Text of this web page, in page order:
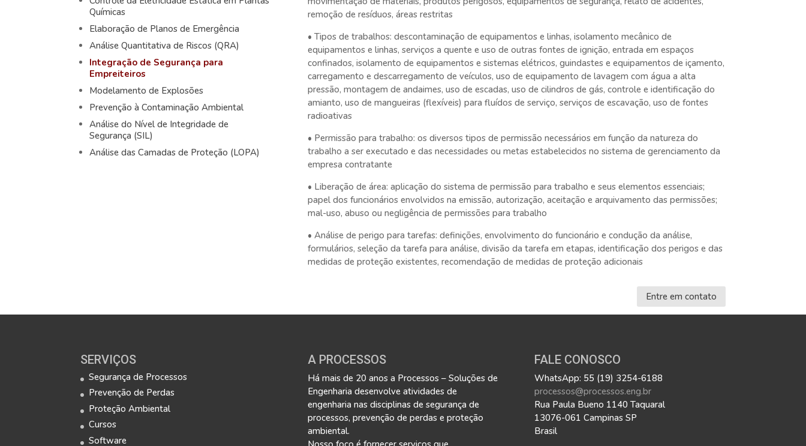
Químicas
Elaboração de Planos de Emergência
Análise Quantitativa de Riscos (QRA)
Integração de Segurança para
Empreiteiros
Modelamento de Explosões
Prevenção à Contaminação Ambiental
Análise do Nível de Integridade de
Segurança (SIL)
Análise das Camadas de Proteção (LOPA)
remoção de resíduos, áreas restritas
• Tipos de trabalhos: descontaminação de equipamentos e linhas, isolamento mecânico de
equipamentos e linhas, serviços a quente e uso de outras fontes de ignição, entrada em espaços
confinados, isolamento de equipamentos e sistemas elétricos, guindastes e equipamentos de içamento,
carregamento e descarregamento de veículos, uso de equipamento de lavagem com água a alta
pressão, montagem de andaimes, uso de escadas, uso de cilindros de gás, controle e identificação do
amianto, uso de mangueiras (flexíveis) para fluídos de serviço, serviços de escavação, uso de fontes
radioativas
• Permissão para trabalho: os diversos tipos de permissão necessários em função da natureza do
trabalho a ser executado e das necessidades ou metas estabelecidos no sistema de gerenciamento da
empresa contratante
• Liberação de área: aplicação do sistema de permissão para trabalho e seus elementos essenciais;
papel dos funcionários envolvidos na emissão, autorização, aceitação e arquivamento das permissões;
mal-uso, abuso ou negligência de permissões para trabalho
• Análise de perigo para tarefas: definições, envolvimento do funcionário e condução da análise,
formulários, seleção da tarefa para análise, divisão da tarefa em etapas, identificação dos perigos e das
medidas de proteção existentes, recomendação de medidas de proteção adicionais
Entre em contato
SERVIÇOS
Segurança de Processos
Prevenção de Perdas
Proteção Ambiental
Cursos
Software
A PROCESSOS
Há mais de 20 anos a Processos – Soluções de
Engenharia desenvolve atividades de
engenharia nas disciplinas de segurança de
processos, prevenção de perdas e proteção
ambiental.
FALE CONOSCO
WhatsApp: 55 (19) 3254-6188
processos@processos.eng.br
Rua Paula Bueno 1140 Taquaral
13076-061 Campinas SP
Brasil